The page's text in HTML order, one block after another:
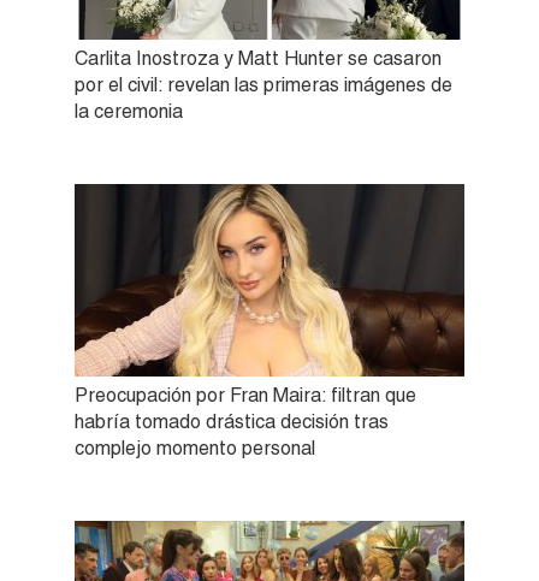
Carlita Inostroza y Matt Hunter se casaron
por el civil: revelan las primeras imágenes de
la ceremonia
Preocupación por Fran Maira: filtran que
habría tomado drástica decisión tras
complejo momento personal